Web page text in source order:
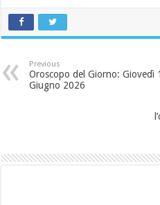
Previous
Oroscopo del Giorno: Giovedì
Giugno 2026